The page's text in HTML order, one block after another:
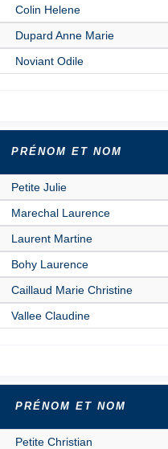
Colin Helene
Dupard Anne Marie
Noviant Odile
PRÉNOM ET NOM
Petite Julie
Marechal Laurence
Laurent Martine
Bohy Laurence
Caillaud Marie Christine
Vallee Claudine
PRÉNOM ET NOM
Petite Christian